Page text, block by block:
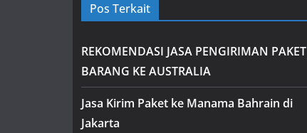
Pos Terkait
REKOMENDASI JASA PENGIRIMAN PAKET
BARANG KE AUSTRALIA
Jasa Kirim Paket ke Manama Bahrain di
Jakarta